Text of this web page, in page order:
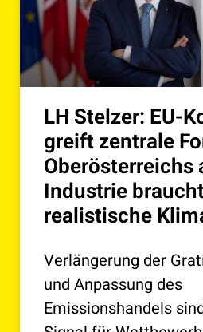
LH Stelzer: EU-
greift zentrale
Oberösterreichs
Industrie
realistische
Verlängerung der
und Anpassung des
Emissionshandels